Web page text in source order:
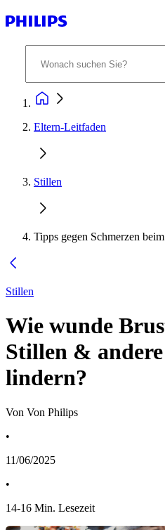
Eltern-Leitfaden
Stillen
Tipps gegen Schmerzen
Stillen
Wie wunde
Stillen &
lindern?
Von Von Philips
•
11/06/2025
•
14-16 Min. Lesezeit